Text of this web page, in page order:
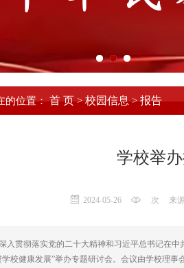
的位置：首 页>校园信息>报告
学校举
2024-05-26 次 来
入贯彻落实党的二十大精神和习近平总书记在
学校健康发展”举办专题研讨会。会议由学校理